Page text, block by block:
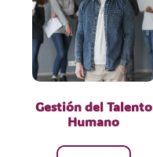
Gestión del Talento
Humano